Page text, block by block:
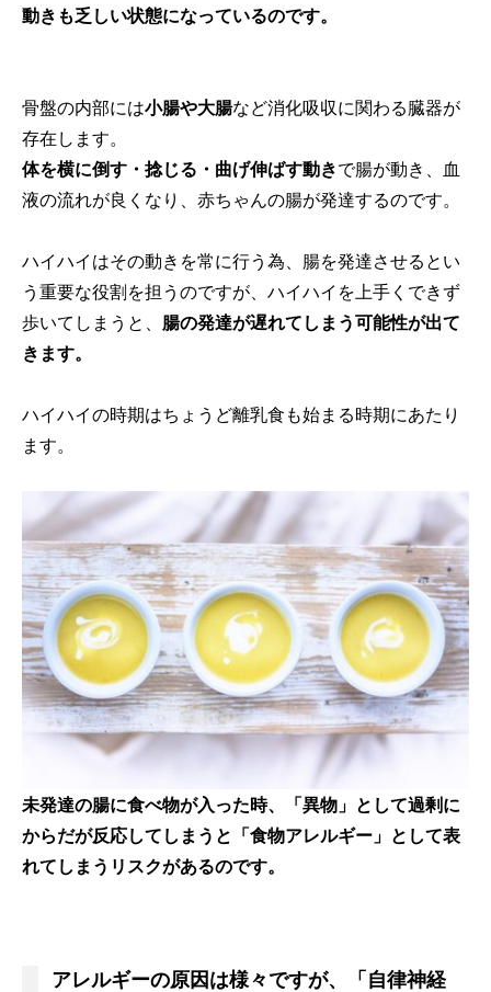
動きも乏しい状態になっているのです。
骨盤の内部には小腸や大腸など消化吸収に関わる臓器が
存在します。
体を横に倒す・捻じる・曲げ伸ばす動きで腸が動き、血
液の流れが良くなり、赤ちゃんの腸が発達するのです。
ハイハイはその動きを常に行う為、腸を発達させるとい
う重要な役割を担うのですが、ハイハイを上手くできず
歩いてしまうと、 腸の発達が遅れてしまう可能性が出て
きます。
ハイハイの時期はちょうど離乳食も始まる時期にあたり
ます。
未発達の腸に食べ物が入った時、「異物」として過剰に
からだが反応してしまうと「食物アレルギー」として表
れてしまうリスクがあるのです。
アレルギーの原因は様々ですが、「自律神経